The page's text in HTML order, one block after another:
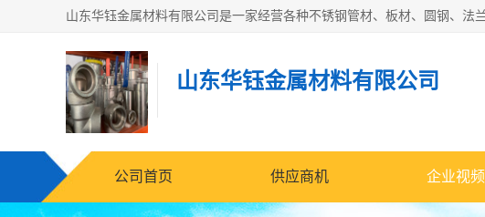
山东华钰金属材料有限公司
公司首页 供应商机 企业视频